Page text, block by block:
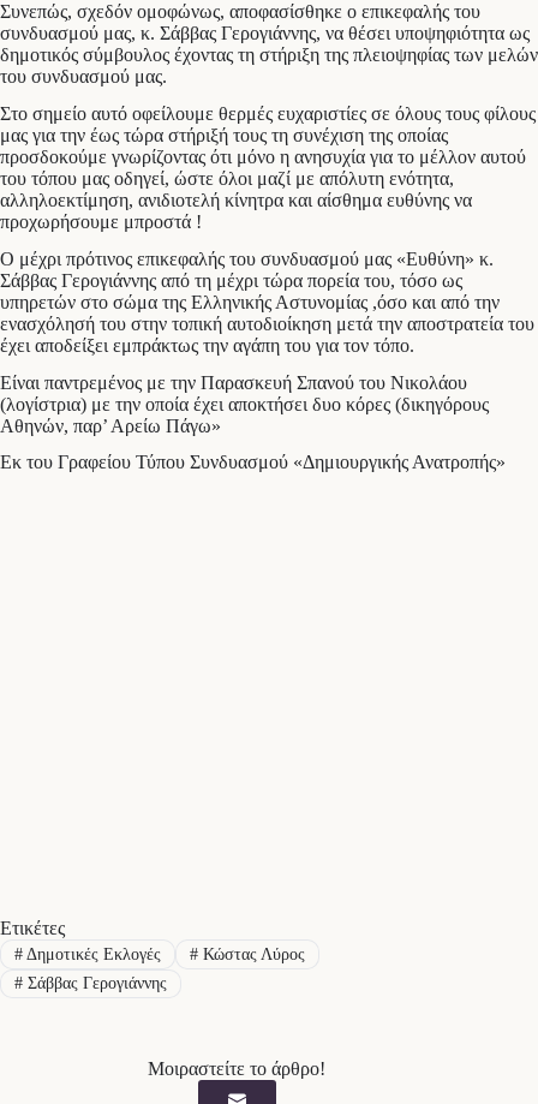
Συνεπώς, σχεδόν ομοφώνως, αποφασίσθηκε ο επικεφαλής του
συνδυασμού μας, κ. Σάββας Γερογιάννης, να θέσει υποψηφιότητα ως
δημοτικός σύμβουλος έχοντας τη στήριξη της πλειοψηφίας των μελών
του συνδυασμού μας.
Στο σημείο αυτό οφείλουμε θερμές ευχαριστίες σε όλους τους φίλους
μας για την έως τώρα στήριξή τους τη συνέχιση της οποίας
προσδοκούμε γνωρίζοντας ότι μόνο η ανησυχία για το μέλλον αυτού
του τόπου μας οδηγεί, ώστε όλοι μαζί με απόλυτη ενότητα,
αλληλοεκτίμηση, ανιδιοτελή κίνητρα και αίσθημα ευθύνης να
προχωρήσουμε μπροστά !
Ο μέχρι πρότινος επικεφαλής του συνδυασμού μας «Ευθύνη» κ.
Σάββας Γερογιάννης από τη μέχρι τώρα πορεία του, τόσο ως
υπηρετών στο σώμα της Ελληνικής Αστυνομίας ,όσο και από την
ενασχόλησή του στην τοπική αυτοδιοίκηση μετά την αποστρατεία του
έχει αποδείξει εμπράκτως την αγάπη του για τον τόπο.
Είναι παντρεμένος με την Παρασκευή Σπανού του Νικολάου
(λογίστρια) με την οποία έχει αποκτήσει δυο κόρες (δικηγόρους
Αθηνών, παρ’ Αρείω Πάγω»
Εκ του Γραφείου Τύπου Συνδυασμού «Δημιουργικής Ανατροπής»
Ετικέτες
#Δημοτικές Εκλογές #Κώστας Λύρος
#Σάββας Γερογιάννης
Μοιραστείτε το άρθρο!